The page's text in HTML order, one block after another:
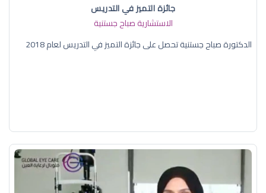
جائزة التميز في التدريس
الاستشارية صباح جستنية
الدكتورة صباح جستنية تحصل على جائزة التميز في التدريس لعام 2018